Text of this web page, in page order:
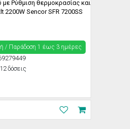
με Ρύθμιση θερμοκρασίας και
2200W Sencor SFR 7200SS
/ Παράδoση 1 έως 3 ημέρες
δόσεις